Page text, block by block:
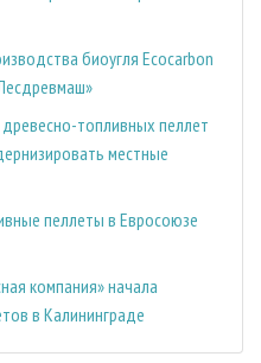
биоугля Ecocarbon
топливных пеллет
местные
пеллеты в Евросоюзе
компания» начала
в Калининграде